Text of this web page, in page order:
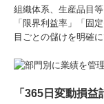
組織体系、生産品目
「限界利益率」「固
目ごとの儲けを明確に
「365日変動損